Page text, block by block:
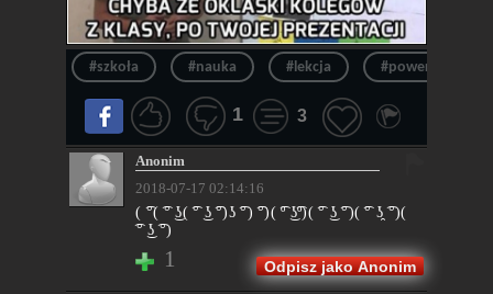
#szkoła #nauka #lekcja #power rangers
1 3
Anonim
2018-07-17 02:14:16
( ͡°( ͡° ͜ʖ( ͡° ͜ʖ ͡°)ʖ ͡°) ͡°)( ͡º ͜ʖ͡º)( ͡° ͜ʖ ͡°)( ͡° ʖ̯ ͡°)(
͡° ͜ʖ ͡°)
1 Odpisz jako Anonim